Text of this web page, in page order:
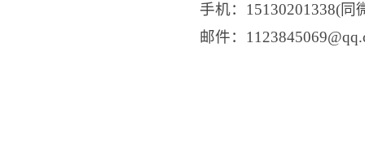
手机：15130201338(
邮件：